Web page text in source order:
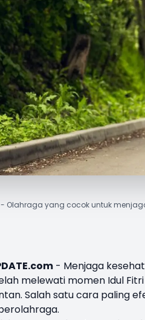
Olahraga yang cocok untuk
- Menjaga
melewati momen Idul
Salah satu cara paling